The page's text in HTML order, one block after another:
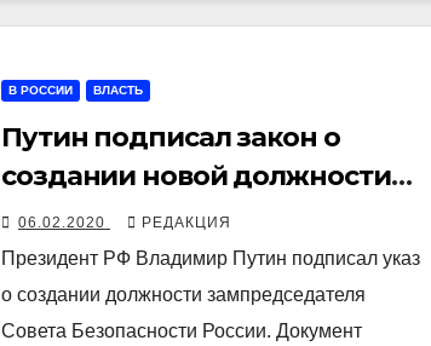
В РОССИИ ВЛАСТЬ
Путин подписал закон о
создании новой должности
для Медведева — с прежней
зарплатой
06.02.2020 РЕДАКЦИЯ
Президент РФ Владимир Путин подписал указ
о создании должности зампредседателя
Совета Безопасности России. Документ